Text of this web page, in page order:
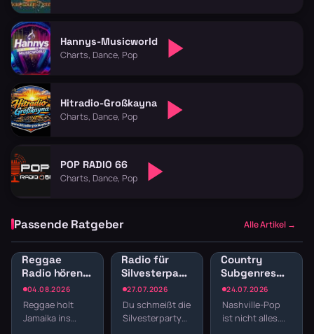
Hannys-Musicworld
Charts, Dance, Pop
Hitradio-Großkayna
Charts, Dance, Pop
POP RADIO 66
Charts, Dance, Pop
Passende Ratgeber Alle Artikel →
04.08.2026
Reggae
Radio hören:
Jamaican
Vibes und
Dancehall
Reggae holt
Jamaika ins
27.07.2026
Radio für
Silvesterparty:
Die besten
Sender für
den
Jahreswechsel
Du schmeißt die
Silvesterparty
24.07.2026
Country
Subgenres
Radio:
Bluegrass,
Honky Tonk
Nashville-Pop
ist nicht alles.